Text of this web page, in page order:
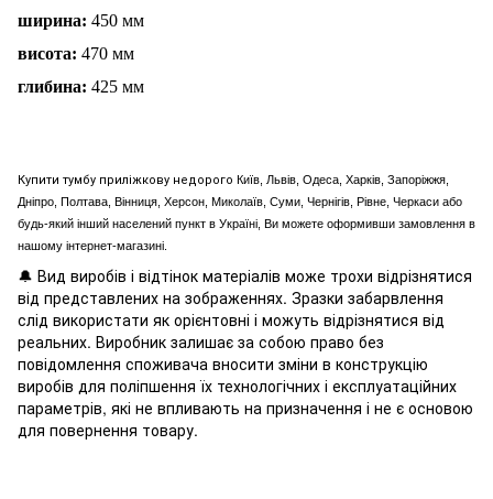
ширина: 450 мм
висота: 470 мм
глибина: 425 мм
Купити тумбу приліжкову недорого Київ, Львів, Одеса, Харків, Запоріжжя,
Дніпро, Полтава, Вінниця, Херсон, Миколаїв, Суми, Чернігів, Рівне, Черкаси або
будь-який інший населений пункт в Україні, Ви можете оформивши замовлення в
нашому інтернет-магазині.
🔔 Вид виробів і відтінок матеріалів може трохи відрізнятися
від представлених на зображеннях. Зразки забарвлення
слід використати як орієнтовні і можуть відрізнятися від
реальних. Виробник залишає за собою право без
повідомлення споживача вносити зміни в конструкцію
виробів для поліпшення їх технологічних і експлуатаційних
параметрів, які не впливають на призначення і не є основою
для повернення товару.